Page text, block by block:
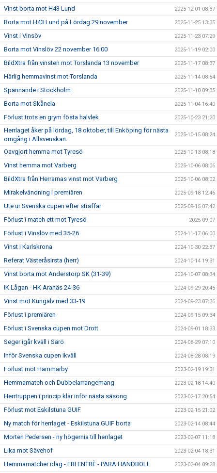
Vinst borta mot H43 Lund 2025-12-01 08:37
Borta mot H43 Lund på Lördag 29 november 2025-11-25 13:35
Vinst i Vinsöv 2025-11-23 07:29
Borta mot Vinslöv 22 november 16:00 2025-11-19 02:00
BildXtra från vinsten mot Torslanda 13 november 2025-11-17 08:37
Härlig hemmavinst mot Torslanda 2025-11-14 08:54
Spännande i Stockholm 2025-11-10 09:05
Borta mot Skånela 2025-11-04 16:40
Förlust trots en grym fösta halvlek 2025-10-23 21:20
Herrlaget åker på lördag, 18 oktober, till Enköping för nästa
omgång i Allsvenskan.
2025-10-15 08:24
Oavgjort hemma mot Tyresö 2025-10-13 08:18
Vinst hemma mot Varberg 2025-10-06 08:06
BildXtra från Herrarnas vinst mot Varberg 2025-10-06 08:02
Mirakelvändning i premiären 2025-09-18 12:46
Ute ur Svenska cupen efter straffar 2025-09-15 07:42
Förlust i match ett mot Tyresö 2025-09-07
Förlust i Vinslöv med 35-26 2024-11-17 06:00
Vinst i Karlskrona 2024-10-30 22:37
Referat VästeråsIrsta (herr) 2024-10-14 19:31
Vinst borta mot Anderstorp SK (31-39) 2024-10-07 08:34
IK Lågan - HK Aranäs 24-36 2024-09-29 20:45
Vinst mot Kungälv med 33-19 2024-09-23 07:36
Förlust i premiären 2024-09-15 09:34
Förlust i Svenska cupen mot Drott 2024-09-01 18:33
Seger igår kväll i Särö 2024-08-29 07:10
Inför Svenska cupen ikväll 2024-08-28 08:19
Förlust mot Hammarby 2023-02-19 19:31
Hemmamatch och Dubbelarrangemang 2023-02-18 14:40
Herrtruppen i princip klar inför nästa säsong 2023-02-17 20:54
Förlust mot Eskilstuna GUIF 2023-02-15 21:02
Ny match för herrlaget - Eskilstuna GUIF borta 2023-02-14 08:44
Morten Pedersen - ny högernia till herrlaget 2023-02-07 11:18
Lika mot Sävehof 2023-02-04 18:31
Hemmamatcher idag - FRI ENTRÈ - PARA HANDBOLL 2023-02-04 09:28